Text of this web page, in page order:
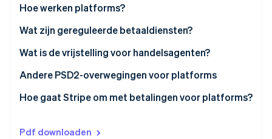
Nu bekijken
Hoe werken platforms?
Contractuele regeling
Regeling van betalingen
Wat zijn gereguleerde betaaldiensten?
Wat is de vrijstelling voor handelsagenten?
De vrijstelling voor handelsagenten onder PSD2
Andere PSD2-overwegingen voor platforms
Test voor gewone beroeps- of bedrijfsactiviteiten
Hoe gaat Stripe om met betalingen voor platforms?
Pdf downloaden